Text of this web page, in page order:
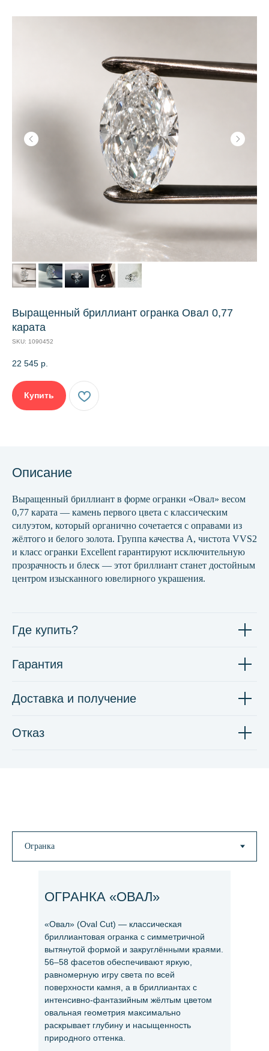
Выращенный бриллиант огранка Овал 0,77
карата
SKU: 1090452
22 545 р.
Купить
Описание
Выращенный бриллиант в форме огранки «Овал» весом
0,77 карата — камень первого цвета с классическим
силуэтом, который органично сочетается с оправами из
жёлтого и белого золота. Группа качества А, чистота VVS2
и класс огранки Excellent гарантируют исключительную
прозрачность и блеск — этот бриллиант станет достойным
центром изысканного ювелирного украшения.
Где купить?
Гарантия
Доставка и получение
Отказ
«Овал» (Oval Cut) — классическая
бриллиантовая огранка с симметричной
вытянутой формой и закруглёнными краями.
56–58 фасетов обеспечивают яркую,
равномерную игру света по всей
поверхности камня, а в бриллиантах с
интенсивно-фантазийным жёлтым цветом
овальная геометрия максимально
раскрывает глубину и насыщенность
природного оттенка.
ОГРАНКА «ОВАЛ»